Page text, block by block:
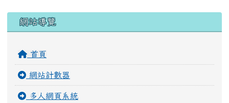
右邊區域內容
網站導覽
首頁
網站計數器
多人網頁系統